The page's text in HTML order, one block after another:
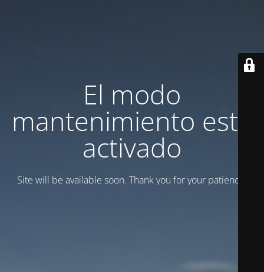
El modo
mantenimiento está
activado
Site will be available soon. Thank you for your patience!